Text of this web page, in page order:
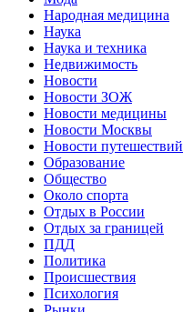
Народная медицина
Наука
Наука и техника
Недвижимость
Новости
Новости ЗОЖ
Новости медицины
Новости Москвы
Новости путешествий
Образование
Общество
Около спорта
Отдых в России
Отдых за границей
ПДД
Политика
Происшествия
Психология